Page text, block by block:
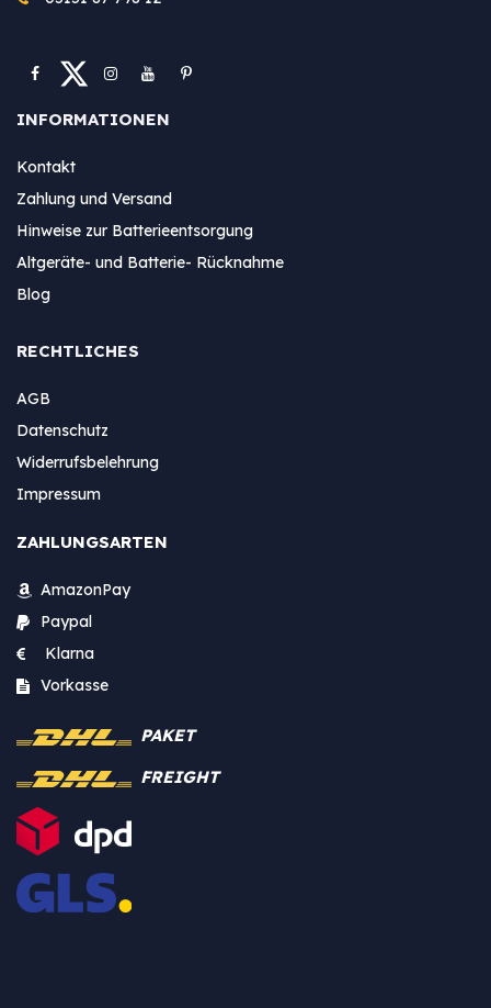
INFORMATIONEN
Kontakt
Zahlung und Versand
Hinweise zur Batterieentsorgung
Altgeräte- und Batterie- Rücknahme
Blog
RECHTLICHES
AGB
Datenschutz
Widerrufsbelehrung
Impressum
ZAHLUNGSARTEN
AmazonPay
Paypal
Klarna
Vorkasse
PAKET
FREIGHT